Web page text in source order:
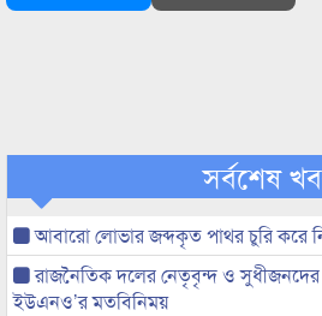
সর্বশেষ
আবারো লোভার জব্দকৃত পাথর চুরি করে
রাজনৈতিক দলের নেতৃবৃন্দ ও সুধীজনদের
ইউএনও’র মতবিনিময়